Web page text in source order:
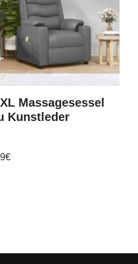
Massagesessel
Kunstleder
€